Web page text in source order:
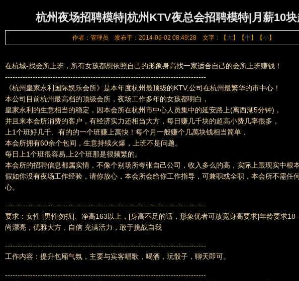
杭州夜场招聘模特|杭州KTV夜总会招聘模特|月薪10
作者：管理员 发布于：2014-06-02 08:49:28 文字：【 大 】【中 】【小】
在杭城-找会所上班，所有女孩都想依照自己的形象身高找一家适合自己的会所上班赚钱！
--------------------------------------------------------------------------------
《杭州皇家永利国际娱乐会所》是本年度杭州最顶级的KTV,公司在杭州最繁华的市中心！
本公司目前杭州最高档的顶级会所，夜场工作多年的女孩都明白，
皇家永利的生意相当的稳定，因本会所在杭州市中心人员集中的延安路上(离西湖5分钟)，
并且来本会所消费的客户，有经济实力还相当大方，每日赚几千块的超高小费几率很多，
上1个班好几千、有的的一个班赚上萬快！每个月一般赚个几萬块钱相当简单，
本会所拥有60余个包间，生意持续火爆，上班不是问题。
每日上1个班很容易,上2个班那是很频繁的。
本会所的招聘信息都属实情，不像个别场所夸张自己公司，收入多么的高，实际上跟现实中根本
假如你没有夜场工作经验，请你放心，本会所会给你工作指导，可兼职或全职，本会所不需任
心。
--------------------------------------------------------------------------------
要求：女性 [男性勿扰]、净高163以上，[身高不足的话，形象优者可放宽身高要求]年龄要求
尚漂亮，优雅大方，自信 充满活力，敢于挑战自我
--------------------------------------------------------------------------------
工作内容：提升包厢气氛，主要与宾客唱歌，喝酒，玩骰子，聊天即可。
--------------------------------------------------------------------------------